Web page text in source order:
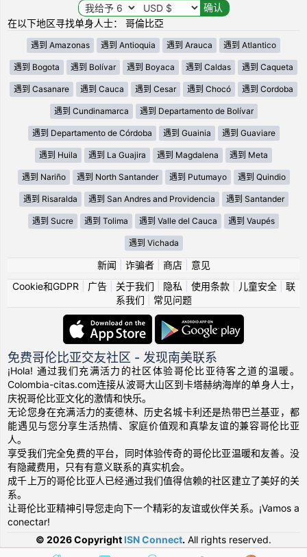
在以下地区寻找单身人士： 哥倫比亞
遇到 Amazonas 遇到 Antioquia 遇到 Arauca 遇到 Atlantico
遇到 Bogota 遇到 Bolívar 遇到 Boyaca 遇到 Caldas 遇到 Caqueta
遇到 Casanare 遇到 Cauca 遇到 Cesar 遇到 Chocó 遇到 Cordoba
遇到 Cundinamarca 遇到 Departamento de Bolívar
遇到 Departamento de Córdoba 遇到 Guainia 遇到 Guaviare
遇到 Huila 遇到 La Guajira 遇到 Magdalena 遇到 Meta
遇到 Nariño 遇到 North Santander 遇到 Putumayo 遇到 Quindio
遇到 Risaralda 遇到 San Andres and Providencia 遇到 Santander
遇到 Sucre 遇到 Tolima 遇到 Valle del Cauca 遇到 Vaupés
遇到 Vichada
新闻 诈骗者| 商店| 意见
Cookie和GDPR
广告| 关于我们 隐私 使用条款| 儿童安全| 联
系我们
常见问题
免费哥伦比亚交友社区 - 发现南美联系
¡Hola! 通过我们充满活力的社区体验哥伦比亚待客之道的温暖。
Colombia-citas.com连接从波哥大山区到卡塔赫纳海岸的单身人士，
庆祝哥伦比亚文化的激情和快乐。
无论您身在充满活力的麦德林、历史名城卡利还是热带巴兰基亚，都
能遇见与您分享生活热情、家庭价值观和真挚友谊的兼容哥伦比亚
人。
享受我们完全免费的平台，同时体验传奇的哥伦比亚温暖和友善。没
有隐藏费用，只有有意义联系的真实机会。
成千上万的哥伦比亚人已经通过我们值得信赖的社区建立了美好的关
系。
让哥伦比亚精神引导您走向下一个精彩的友谊或伙伴关系。¡Vamos a
conectar!
© 2026 Copyright ISN Connect. All rights reserved.